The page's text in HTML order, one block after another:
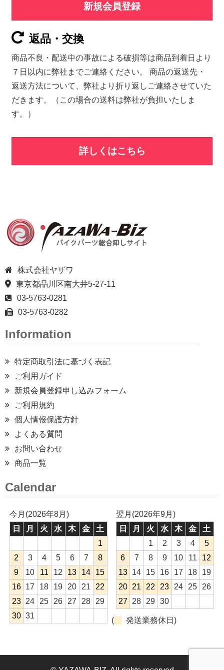
新規会員登録
返品・交換
商品不良・配送中の事故による破損等は商品到着日より
７日以内に弊社までご連絡ください。 商品の返送先・
返送方法について、弊社より折り返しご連絡させていた
だきます。（この場合の送料は弊社が負担いたしま
す。）
詳しくはこちら
株式会社ヤザワ
東京都品川区南大井5-27-11
03-5763-0281
03-5763-0282
Information
特定商取引法に基づく表記
ご利用ガイド
新規会員登録申し込みフォーム
ご利用規約
個人情報保護方針
よくある質問
お問い合わせ
商品一覧
Calendar
今月(2026年8月)
日
月 火 水 木 金
土
1
2
3 4 5 6 7
8
9
10 11 12 13 14
15
16
17 18 19 20 21
22
23
24 25 26 27 28
29
30 31
翌月(2026年9月)
日
月 火 水 木 金
土
1
2 3 4
5
6
7 8 9 10 11
12
13
14 15 16 17 18
19
20
21 22 23 24 25
26
27
28 29 30
( 発送業務休日)